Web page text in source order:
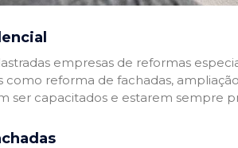
empresas de reformas
como reforma de fachadas,
ser capacitados e estarem sempre